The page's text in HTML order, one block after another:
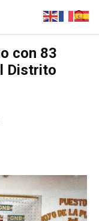
con 83
Distrito